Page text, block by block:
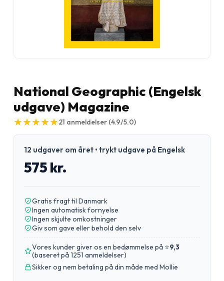
National Geographic (Engelsk
udgave) Magazine
★
★★
★★
★★
★★
★21 anmeldelser (4.9/5.0)
12 udgaver om året • trykt udgave på Engelsk
575 kr.
Gratis fragt til Danmark
Ingen automatisk fornyelse
Ingen skjulte omkostninger
Giv som gave eller behold den selv
Vores kunder giver os en bedømmelse på ⭐9,3
(baseret på 1251 anmeldelser)
Sikker og nem betaling på din måde med Mollie